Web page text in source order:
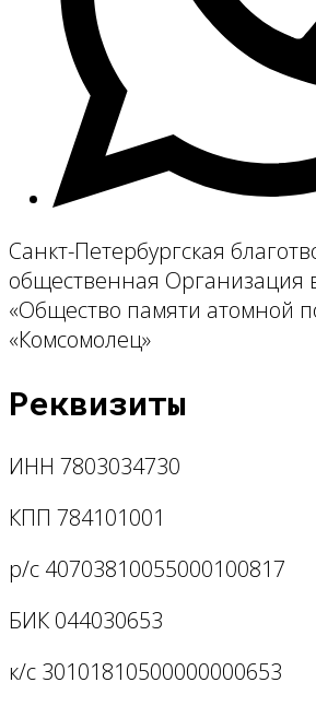
Санкт-Петербургская
общественная Организация
«Общество памяти атомной
«Комсомолец»
Реквизиты
ИНН 7803034730
КПП 784101001
р/с 40703810055000100817
БИК 044030653
к/с 30101810500000000653